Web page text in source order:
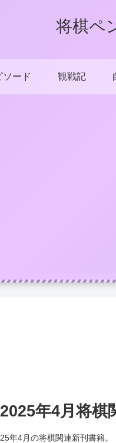
将棋ペ
ソード 観戦記
2025年4月将棋
年4月の将棋関連新刊書籍。